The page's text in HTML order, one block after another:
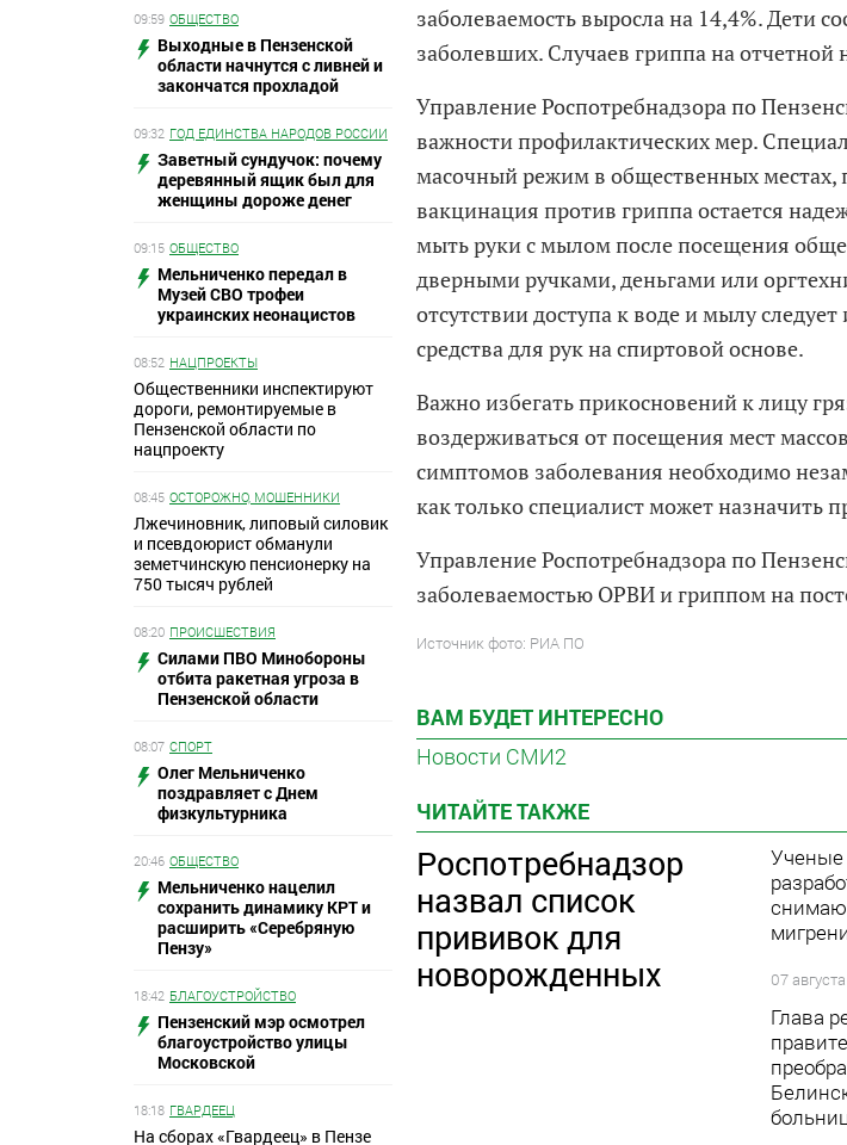
09:59 ОБЩЕСТВО
Выходные в Пензенской
области начнутся с ливней и
закончатся прохладой
09:32 ГОД ЕДИНСТВА НАРОДОВ РОССИИ
Заветный сундучок: почему
деревянный ящик был для
женщины дороже денег
09:15 ОБЩЕСТВО
Мельниченко передал в
Музей СВО трофеи
украинских неонацистов
08:52 НАЦПРОЕКТЫ
Общественники инспектируют
дороги, ремонтируемые в
Пензенской области по
нацпроекту
08:45 ОСТОРОЖНО, МОШЕННИКИ
Лжечиновник, липовый силовик
и псевдоюрист обманули
земетчинскую пенсионерку на
750 тысяч рублей
08:20 ПРОИСШЕСТВИЯ
Силами ПВО Минобороны
отбита ракетная угроза в
Пензенской области
08:07 СПОРТ
Олег Мельниченко
поздравляет с Днем
физкультурника
20:46 ОБЩЕСТВО
Мельниченко нацелил
сохранить динамику КРТ и
расширить «Серебряную
Пензу»
18:42 БЛАГОУСТРОЙСТВО
Пензенский мэр осмотрел
благоустройство улицы
Московской
18:18 ГВАРДЕЕЦ
На сборах «Гвардеец» в Пензе
заболеваемость выросла на 14,4%. Дети
заболевших. Случаев гриппа на отчетной
Управление Роспотребнадзора по
важности профилактических мер.
масочный режим в общественных местах,
вакцинация против гриппа остается
мыть руки с мылом после посещения
дверными ручками, деньгами или
отсутствии доступа к воде и мылу
средства для рук на спиртовой основе.
Важно избегать прикосновений к лицу
воздерживаться от посещения мест
симптомов заболевания необходимо
как только специалист может назначить
Управление Роспотребнадзора по
заболеваемостью ОРВИ и гриппом на
Источник фото: РИА ПО
ВАМ БУДЕТ ИНТЕРЕСНО
Новости СМИ2
ЧИТАЙТЕ ТАКЖЕ
Роспотребнадзор
назвал список
прививок для
новорожденных
07
Глава